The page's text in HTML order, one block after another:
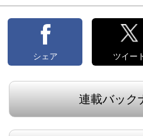
シェア ツイー
連載バック